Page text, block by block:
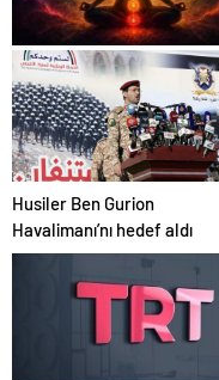
Zihnin Gizemli Sınırları ve
Ötesi : Nasılnedir.com
Husiler Ben Gurion
Havalimanı’nı hedef aldı